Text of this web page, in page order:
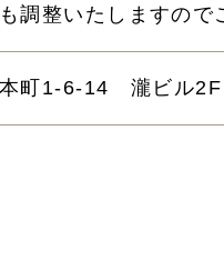
調整いたしますので
本町1-6-14 瀧ビル2F